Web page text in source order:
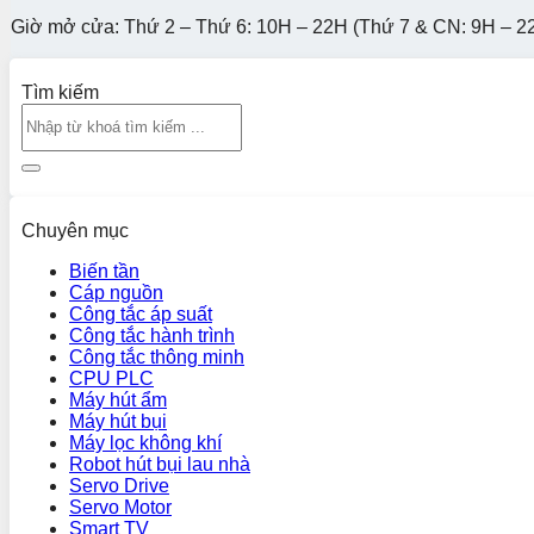
Giờ mở cửa: Thứ 2 – Thứ 6: 10H – 22H (Thứ 7 & CN: 9H –
Tìm kiếm
Chuyên mục
Biến tần
Cáp nguồn
Công tắc áp suất
Công tắc hành trình
Công tắc thông minh
CPU PLC
Máy hút ẩm
Máy hút bụi
Máy lọc không khí
Robot hút bụi lau nhà
Servo Drive
Servo Motor
Smart TV